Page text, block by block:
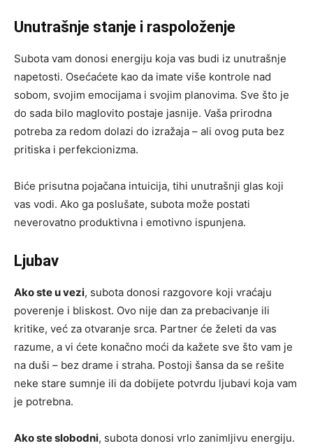
Unutrašnje stanje i raspoloženje
Subota vam donosi energiju koja vas budi iz unutrašnje
napetosti. Osećaćete kao da imate više kontrole nad
sobom, svojim emocijama i svojim planovima. Sve što je
do sada bilo maglovito postaje jasnije. Vaša prirodna
potreba za redom dolazi do izražaja – ali ovog puta bez
pritiska i perfekcionizma.
Biće prisutna pojačana intuicija, tihi unutrašnji glas koji
vas vodi. Ako ga poslušate, subota može postati
neverovatno produktivna i emotivno ispunjena.
Ljubav
Ako ste u vezi, subota donosi razgovore koji vraćaju
poverenje i bliskost. Ovo nije dan za prebacivanje ili
kritike, već za otvaranje srca. Partner će želeti da vas
razume, a vi ćete konačno moći da kažete sve što vam je
na duši – bez drame i straha. Postoji šansa da se rešite
neke stare sumnje ili da dobijete potvrdu ljubavi koja vam
je potrebna.
Ako ste slobodni, subota donosi vrlo zanimljivu energiju.